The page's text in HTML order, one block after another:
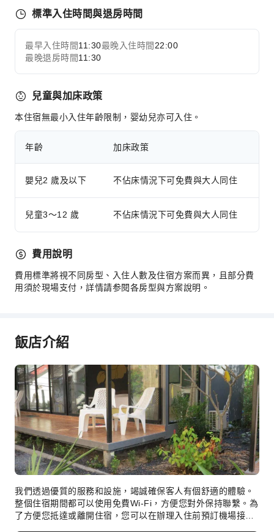
接送機服務
租車服務
叫車服務
自行車租賃服務
洗衣服務
公共區域設施
公共區域wifi
花園
共用廚房
吸菸區
停車場
櫃檯服務
旅遊票務服務
置物櫃
快速入住退房
安全與保全
滅火器
展開全部
標準入住時間與退房時間
最早入住時間11:30最晚入住時間 22:00
最晚退房時間11:30
兒童與加床政策
本住宿無最小入住年齡限制，婴幼兒亦可入住。
年齡 加床政策
嬰兒2 歲及以下 不佔床情況下可免費與大人同住
兒童3～12 歲 不佔床情況下可免費與大人同住
費用說明
費用標準將視不同房型、入住人數及住宿方案而異，且部分費
用須於現場支付，詳情請参閱各房型與方案說明。
飯店介紹
我們透過優質的服務和設施，竭誠確保客人有個舒適的體驗。
整個住宿期間都可以使用免費Wi-Fi，方便您對外保持聯繫。為
了方便您抵達或離開住宿，您可以在辦理入住前預訂機場接送